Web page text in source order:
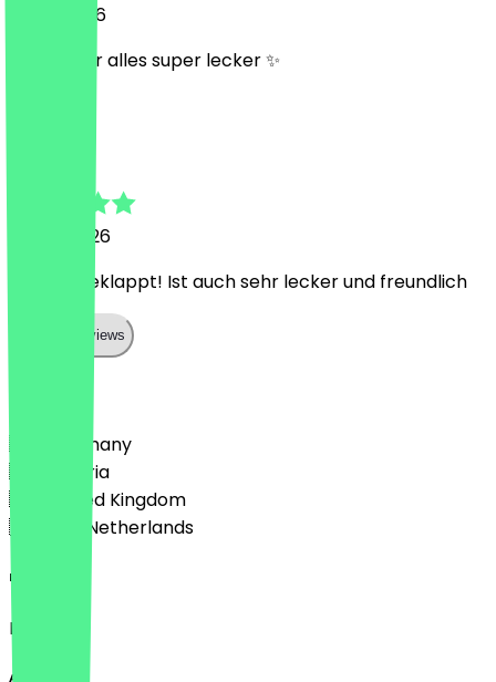
3 May 2026
Wie immer alles super lecker ✨
11 April 2026
Hat gut geklappt! Ist auch sehr lecker und freundlich
Show all reviews
🇩🇪 Germany
🇦🇹 Austria
🇬🇧 United Kingdom
🇳🇱 The Netherlands
Language
English
About